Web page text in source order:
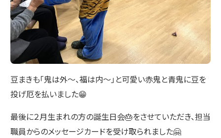
豆まきも「鬼は外～、福は内～」と可愛い赤鬼と青鬼に豆を
投げ厄を払いました😁
最後に２月生まれの方の誕生日会🎂をさせていただき、担当
職員からのメッセージカードを受け取られました🤗